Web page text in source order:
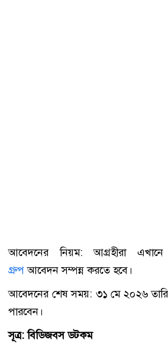
আবেদনের নিয়ম: আগ্রহীরা
গ্রুপআবেদন সম্পন্ন করতে হবে।
আবেদনের শেষ সময়: ৩১ মে ২০২৬
পারবেন।
সূত্র: বিডিজবস ডটকম